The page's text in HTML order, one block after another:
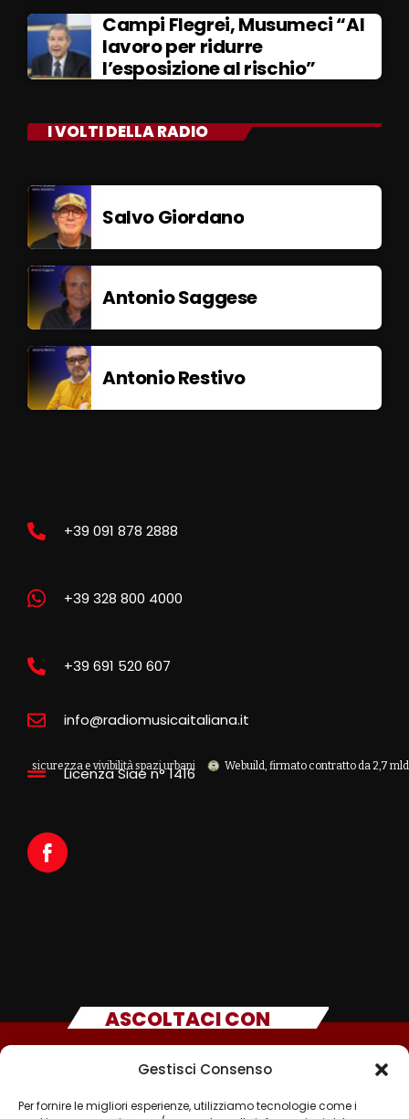
Gestisci Consenso
Per fornire le migliori esperienze, utilizziamo tecnologie come i
Campi Flegrei, Musumeci “Al
lavoro per ridurre
l’esposizione al rischio”
I VOLTI DELLA RADIO
Salvo Giordano
Antonio Saggese
Antonio Restivo
e vivibilità spazi urbani Webuild, firmato contratto da 2,7 mld per la
+39 091 878 2888
+39 328 800 4000
+39 691 520 607
info@radiomusicaitaliana.it
Licenza Siae n° 1416
ASCOLTACI CON